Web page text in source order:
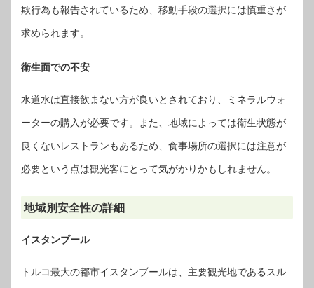
欺行為も報告されているため、移動手段の選択には慎重さが
求められます。
衛生面での不安
水道水は直接飲まない方が良いとされており、ミネラルウォ
ーターの購入が必要です。また、地域によっては衛生状態が
良くないレストランもあるため、食事場所の選択には注意が
必要という点は観光客にとって気がかりかもしれません。
地域別安全性の詳細
イスタンブール
トルコ最大の都市イスタンブールは、主要観光地であるスル